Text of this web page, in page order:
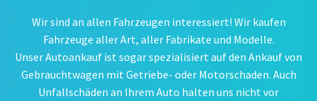
Wir sind an allen Fahrzeugen interessiert! Wir kaufen
Fahrzeuge aller Art, aller Fabrikate und Modelle.
Unser Autoankauf ist sogar spezialisiert auf den Ankauf von
Gebrauchtwagen mit Getriebe- oder Motorschaden. Auch
Unfallschäden an Ihrem Auto halten uns nicht vor